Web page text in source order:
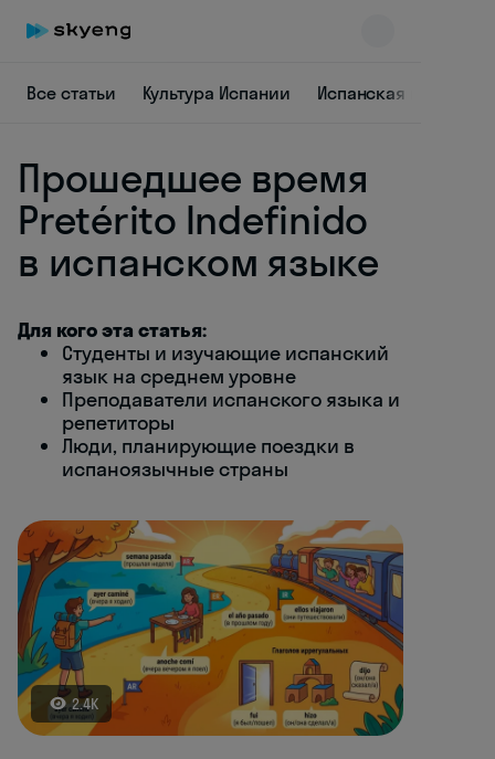
Все статьи Культура Испании Испанская
Прошедшее время
Pretérito Indefinido
в испанском языке
Для кого эта статья:
Студенты и изучающие испанский
язык на среднем уровне
Преподаватели испанского языка и
репетиторы
Люди, планирующие поездки в
испаноязычные страны
2.4K